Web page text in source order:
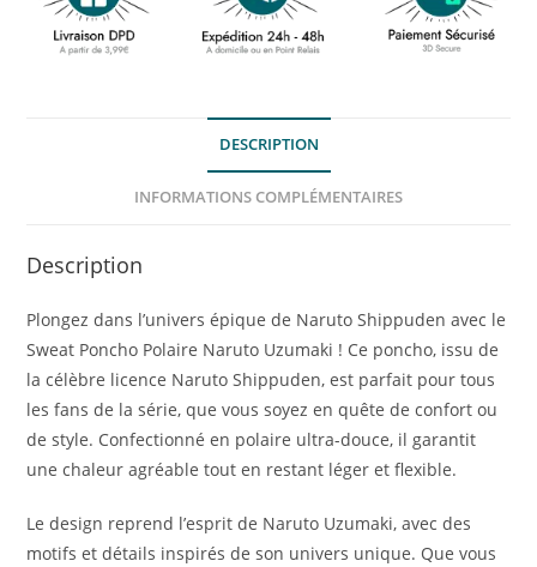
DESCRIPTION
INFORMATIONS COMPLÉMENTAIRES
Description
Plongez dans l’univers épique de Naruto Shippuden avec le
Sweat Poncho Polaire Naruto Uzumaki ! Ce poncho, issu de
la célèbre licence Naruto Shippuden, est parfait pour tous
les fans de la série, que vous soyez en quête de confort ou
de style. Confectionné en polaire ultra-douce, il garantit
une chaleur agréable tout en restant léger et flexible.
Le design reprend l’esprit de Naruto Uzumaki, avec des
motifs et détails inspirés de son univers unique. Que vous